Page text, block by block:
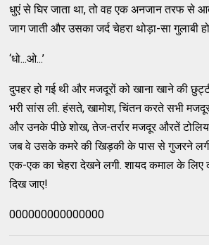
धुएं से घिर जाता था, तो वह एक अनजान तरफ से
जाग जाती और उसका जर्द चेहरा थोड़ा-सा गुलाबी
‘धो...ओ...’
दुपहर हो गई थी और मजदूरों को खाना खाने की
भरी सांस ली. हंसते, खामोश, चिंतन करते सभी
और उनके पीछे शोख, तेज-तर्रार मजदूर औरतें
जब वे उसके कमरे की खिड़की के पास से गुजरने
एक-एक का चेहरा देखने लगी. शायद कमाल के लिए
दिख जाए!
000000000000000